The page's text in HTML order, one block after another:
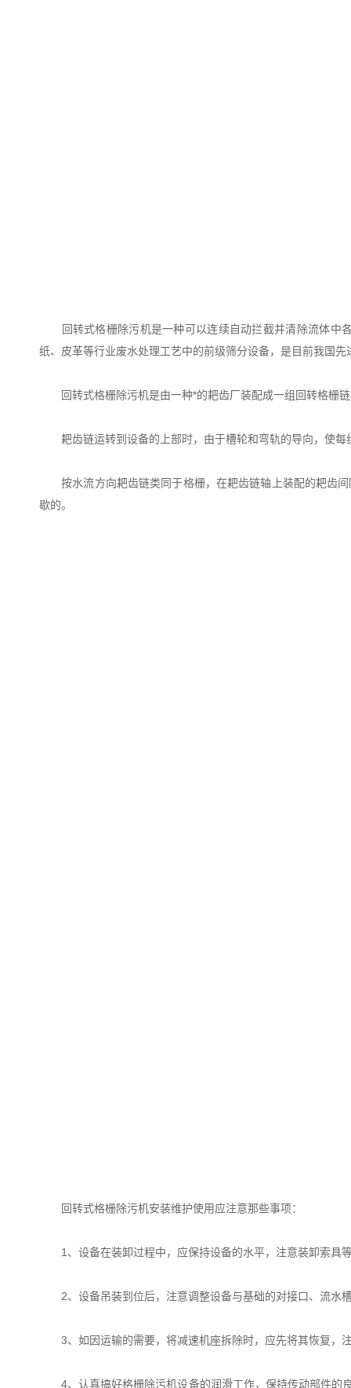
回转式格栅除污机是一种可以连续自动拦截并清除流体中各
纸、皮革等行业废水处理工艺中的前级筛分设备，是目前我国
回转式格栅除污机是由一种*的耙齿厂装配成一组回转格栅
耙齿链运转到设备的上部时，由于槽轮和弯轨的导向，使每
按水流方向耙齿链类同于格栅，在耙齿链轴上装配的耙齿间
歇的。
回转式格栅除污机安装维护使用应注意那些事项：
1、设备在装卸过程中，应保持设备的水平，注意装卸索具
2、设备吊装到位后，注意调整设备与基础的对接口、流水
3、如因运输的需要，将减速机座拆除时，应先将其恢复，
4、认真搞好格栅除污机设备的润滑工作，保持传动部件的